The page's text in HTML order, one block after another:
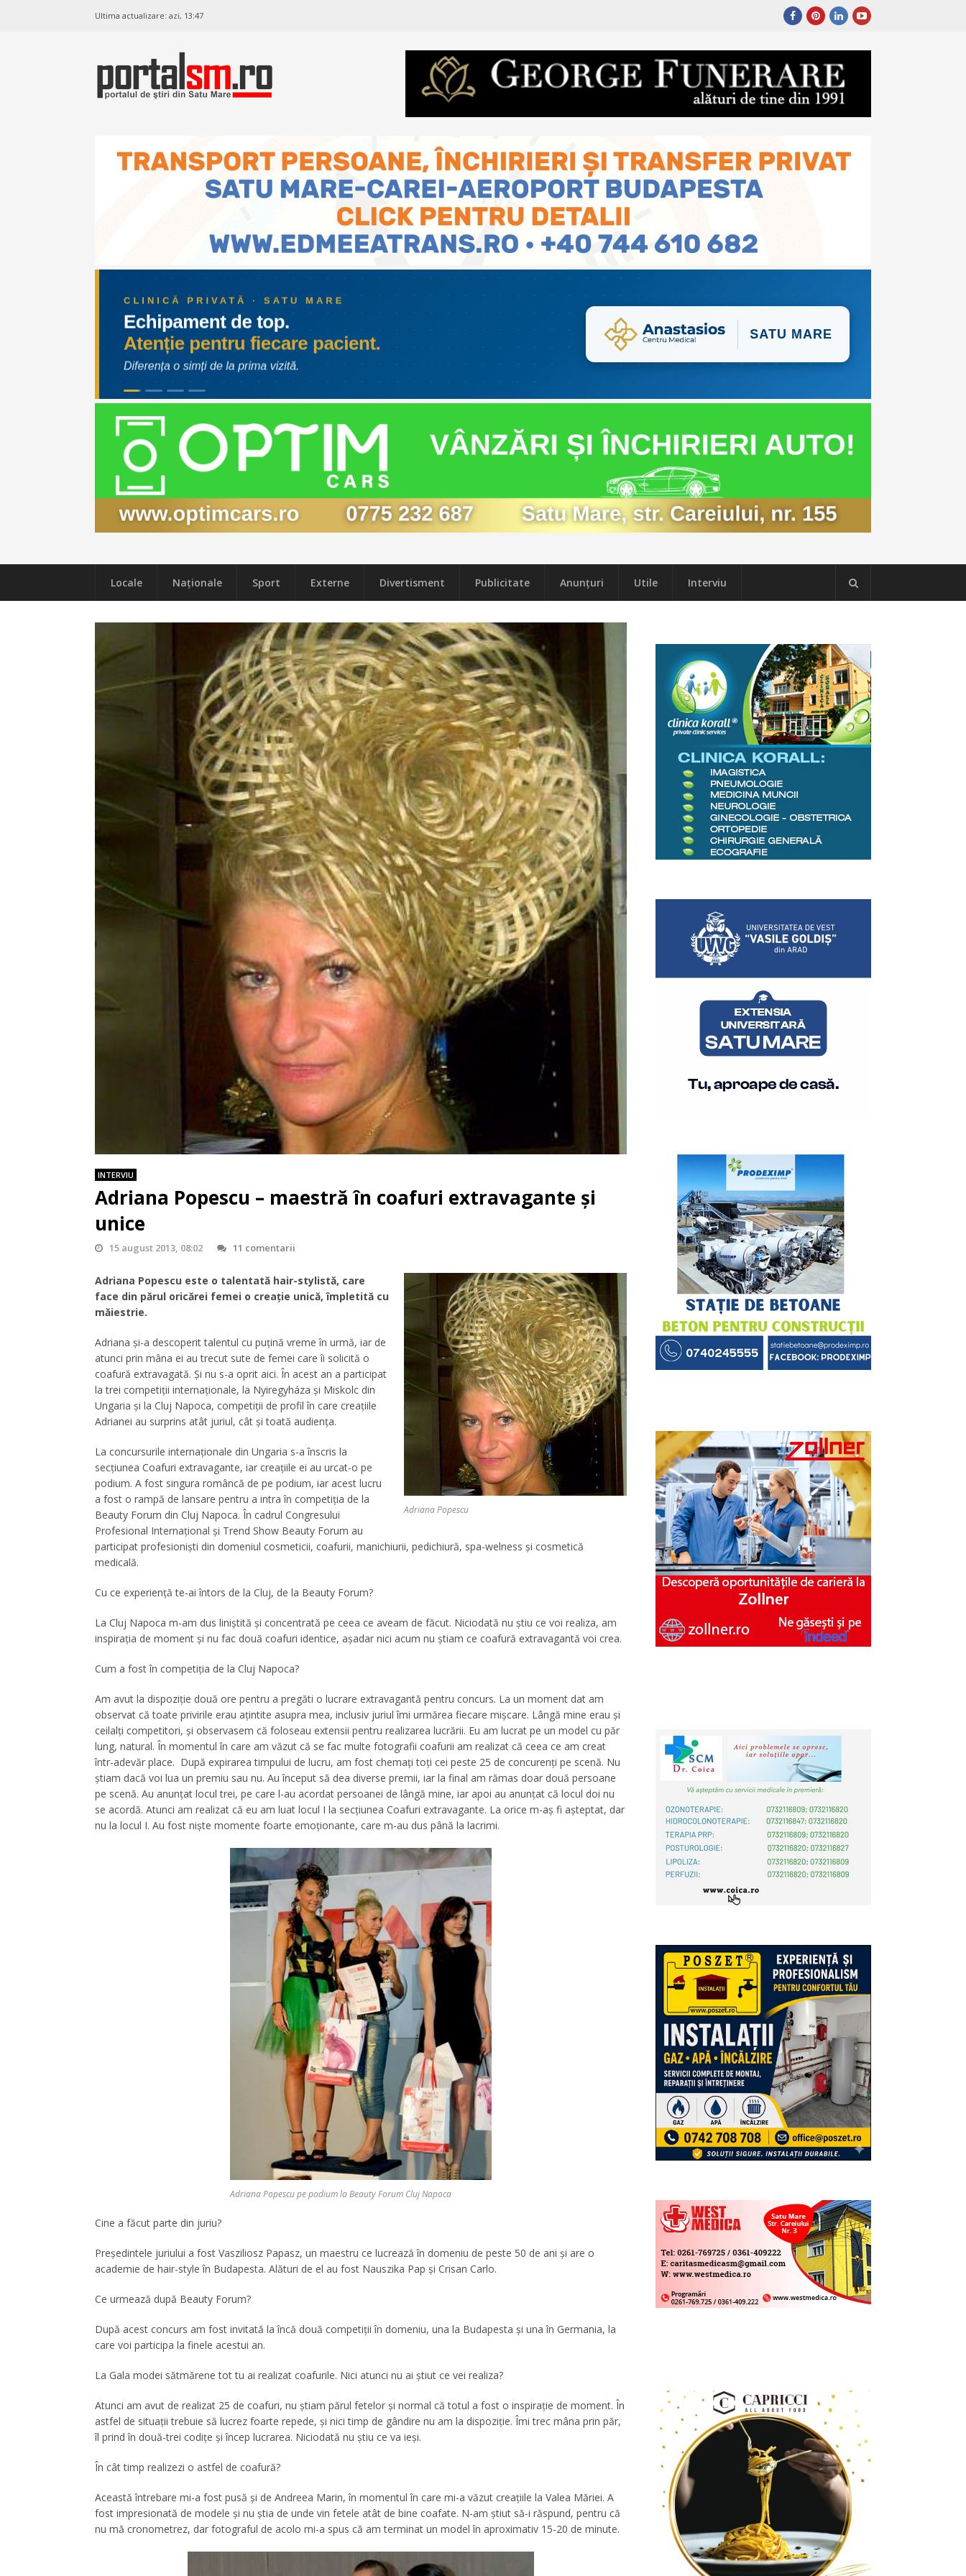
Ultima actualizare: azi, 13:47
Locale Naţionale Sport Externe Divertisment Publicitate Anunțuri Utile Interviu
INTERVIU
Adriana Popescu – maestră în coafuri extravagante şi
unice
15 august 2013, 08:02 11 comentarii
Adriana Popescu
Adriana Popescu este o talentată hair-stylistă, care
face din părul oricărei femei o creaţie unică, împletită cu
măiestrie.
Adriana şi-a descoperit talentul cu puţină vreme în urmă, iar de
atunci prin mâna ei au trecut sute de femei care îi solicită o
coafură extravagată. Şi nu s-a oprit aici. În acest an a participat
la trei competiţii internaţionale, la Nyiregyháza şi Miskolc din
Ungaria şi la Cluj Napoca, competiţii de profil în care creaţiile
Adrianei au surprins atât juriul, cât şi toată audienţa.
La concursurile internaţionale din Ungaria s-a înscris la
secţiunea Coafuri extravagante, iar creaţiile ei au urcat-o pe
podium. A fost singura româncă de pe podium, iar acest lucru
a fost o rampă de lansare pentru a intra în competiţia de la
Beauty Forum din Cluj Napoca. În cadrul Congresului
Profesional Internaţional şi Trend Show Beauty Forum au
participat profesionişti din domeniul cosmeticii, coafurii, manichiurii, pedichiură, spa-welness şi cosmetică
medicală.
Cu ce experienţă te-ai întors de la Cluj, de la Beauty Forum?
La Cluj Napoca m-am dus liniştită şi concentrată pe ceea ce aveam de făcut. Niciodată nu ştiu ce voi realiza, am
inspiraţia de moment şi nu fac două coafuri identice, aşadar nici acum nu ştiam ce coafură extravagantă voi crea.
Cum a fost în competiţia de la Cluj Napoca?
Am avut la dispoziţie două ore pentru a pregăti o lucrare extravagantă pentru concurs. La un moment dat am
observat că toate privirile erau aţintite asupra mea, inclusiv juriul îmi urmărea fiecare mişcare. Lângă mine erau şi
ceilalţi competitori, şi observasem că foloseau extensii pentru realizarea lucrării. Eu am lucrat pe un model cu păr
lung, natural. În momentul în care am văzut că se fac multe fotografii coafurii am realizat că ceea ce am creat
într-adevăr place. După expirarea timpului de lucru, am fost chemaţi toţi cei peste 25 de concurenţi pe scenă. Nu
ştiam dacă voi lua un premiu sau nu. Au început să dea diverse premii, iar la final am rămas doar două persoane
pe scenă. Au anunţat locul trei, pe care l-au acordat persoanei de lângă mine, iar apoi au anunţat că locul doi nu
se acordă. Atunci am realizat că eu am luat locul I la secţiunea Coafuri extravagante. La orice m-aş fi aşteptat, dar
nu la locul I. Au fost nişte momente foarte emoţionante, care m-au dus până la lacrimi.
Adriana Popescu pe podium la Beauty Forum Cluj Napoca
Cine a făcut parte din juriu?
Președintele juriului a fost Vasziliosz Papasz, un maestru ce lucrează în domeniu de peste 50 de ani și are o
academie de hair-style în Budapesta. Alături de el au fost Nauszika Pap și Crisan Carlo.
Ce urmează după Beauty Forum?
După acest concurs am fost invitată la încă două competiţii în domeniu, una la Budapesta şi una în Germania, la
care voi participa la finele acestui an.
La Gala modei sătmărene tot tu ai realizat coafurile. Nici atunci nu ai ştiut ce vei realiza?
Atunci am avut de realizat 25 de coafuri, nu ştiam părul fetelor şi normal că totul a fost o inspiraţie de moment. În
astfel de situaţii trebuie să lucrez foarte repede, şi nici timp de gândire nu am la dispoziţie. Îmi trec mâna prin păr,
îl prind în două-trei codiţe şi încep lucrarea. Niciodată nu știu ce va ieși.
În cât timp realizezi o astfel de coafură?
Această întrebare mi-a fost pusă şi de Andreea Marin, în momentul în care mi-a văzut creaţiile la Valea Măriei. A
fost impresionată de modele şi nu ştia de unde vin fetele atât de bine coafate. N-am ştiut să-i răspund, pentru că
nu mă cronometrez, dar fotograful de acolo mi-a spus că am terminat un model în aproximativ 15-20 de minute.